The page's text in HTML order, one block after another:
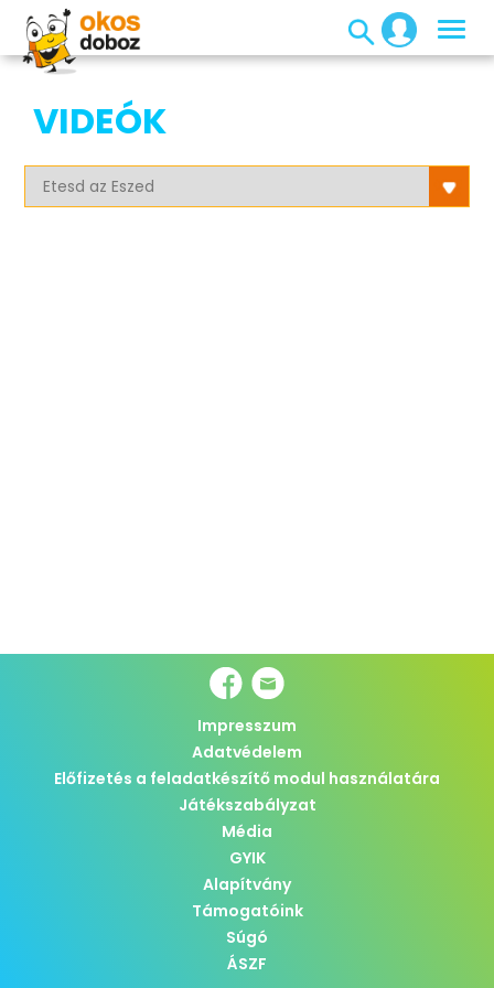
VIDEÓK
Impresszum
Adatvédelem
Előfizetés a feladatkészítő modul használatára
Játékszabályzat
Média
GYIK
Alapítvány
Támogatóink
Súgó
ÁSZF